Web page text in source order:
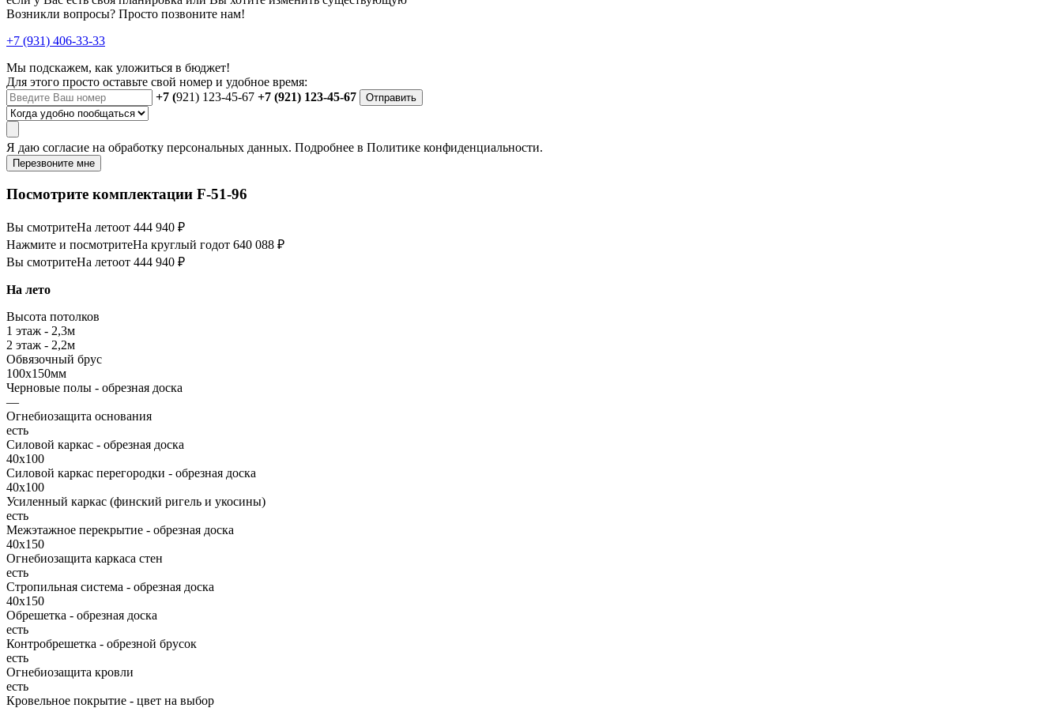
Возникли вопросы? Просто позвоните нам!
+7 (931) 406-33-33
Мы подскажем, как уложиться в бюджет!
Для этого просто оставьте свой номер и удобное время:
+7 (921) 123-45-67 +7 (921) 123-45-67 Отправить
Я даю согласие на обработку персональных данных. Подробнее в Политике конфиденциальности.
Перезвоните мне
Посмотрите комплектации F-51-96
Вы смотритеНа летоот 444 940 ₽
Нажмите и посмотритеНа круглый годот 640 088 ₽
Вы смотритеНа летоот 444 940 ₽
На лето
Высота потолков
1 этаж - 2,3м
2 этаж - 2,2м
Обвязочный брус
100х150мм
Черновые полы - обрезная доска
—
Огнебиозащита основания
есть
Силовой каркас - обрезная доска
40х100
Силовой каркас перегородки - обрезная доска
40x100
Усиленный каркас (финский ригель и укосины)
есть
Межэтажное перекрытие - обрезная доска
40х150
Огнебиозащита каркаса стен
есть
Стропильная система - обрезная доска
40х150
Обрешетка - обрезная доска
есть
Контробрешетка - обрезной брусок
есть
Огнебиозащита кровли
есть
Кровельное покрытие - цвет на выбор